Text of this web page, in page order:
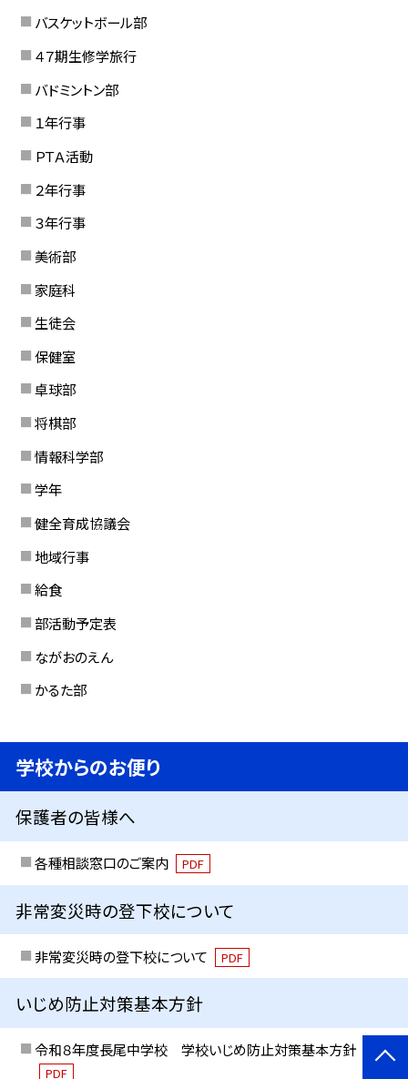
バスケットボール部
４７期生修学旅行
バドミントン部
１年行事
ＰＴＡ活動
２年行事
３年行事
美術部
家庭科
生徒会
保健室
卓球部
将棋部
情報科学部
学年
健全育成協議会
地域行事
給食
部活動予定表
ながおのえん
かるた部
学校からのお便り
保護者の皆様へ
各種相談窓口のご案内 PDF
非常変災時の登下校について
非常変災時の登下校について PDF
いじめ防止対策基本方針
令和８年度長尾中学校 学校いじめ防止対策基本方針
PDF